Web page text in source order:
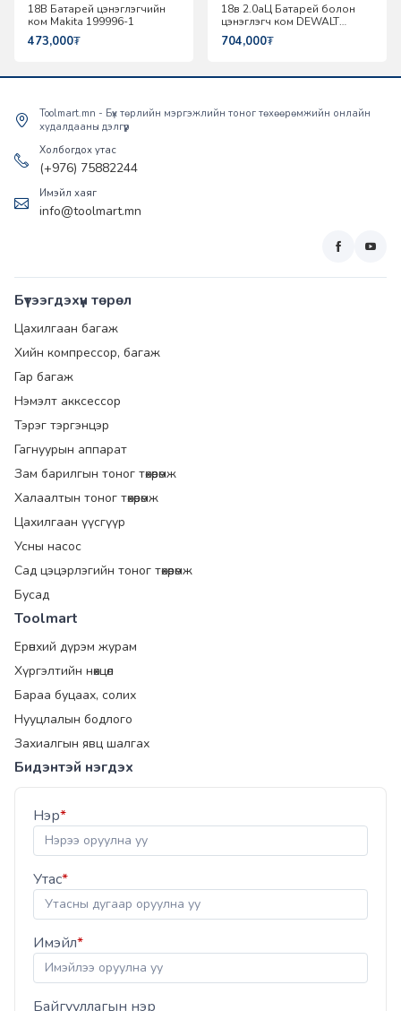
18В Батарей цэнэглэгчийн
ком Makita 199996-1
473,000₮
18в 2.0аЦ Батарей болон
цэнэглэгч ком DEWALT
DCB115D2-QW
704,000₮
Toolmart.mn - Бүх төрлийн мэргэжлийн тоног төхөөрөмжийн онлайн
худалдааны дэлгүүр
Холбогдох утас
(+976) 75882244
Имэйл хаяг
info@toolmart.mn
Бүтээгдэхүүн төрөл
Цахилгаан багаж
Хийн компрессор, багаж
Гар багаж
Нэмэлт акксессор
Тэрэг тэргэнцэр
Гагнуурын аппарат
Зам барилгын тоног төхөөрөмж
Халаалтын тоног төхөөрөмж
Цахилгаан үүсгүүр
Усны насос
Сад цэцэрлэгийн тоног төхөөрөмж
Бусад
Toolmart
Ерөнхий дүрэм журам
Хүргэлтийн нөхцөл
Бараа буцаах, солих
Нууцлалын бодлого
Захиалгын явц шалгах
Бидэнтэй нэгдэх
Нэр*
Утас*
Имэйл*
Байгууллагын нэр